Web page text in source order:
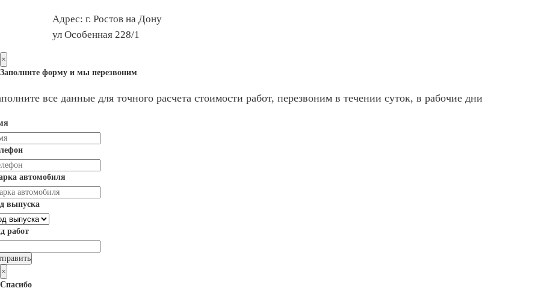
Адрес: г. Ростов на Дону
ул Особенная 228/1
×
Заполните форму и мы перезвоним
все данные для точного расчета стоимости работ, перезвоним в течении суток, в рабочие дни
автомобиля
выпуска
работ
×
Спасибо